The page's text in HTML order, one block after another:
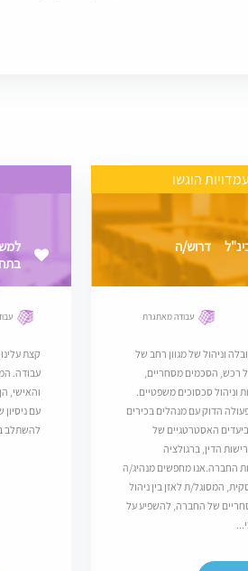
הוגשו
דרוש/ה
עבודה מאתגרת
וניהול של מגוון רחב של
רכש, הסכמים מסחריים,
וניהול סכסוכים משפטיים.
הדוק עם מנהלים בכירים
האסטרטגיים של
הדין, ברגולציה
החברה.אנו מחפשים מנהיג/ה
המסוגל/ת לאזן בין ניהול
של החברה, להשפיע על
קצת
עבודה.
והאישי,
להשתלב